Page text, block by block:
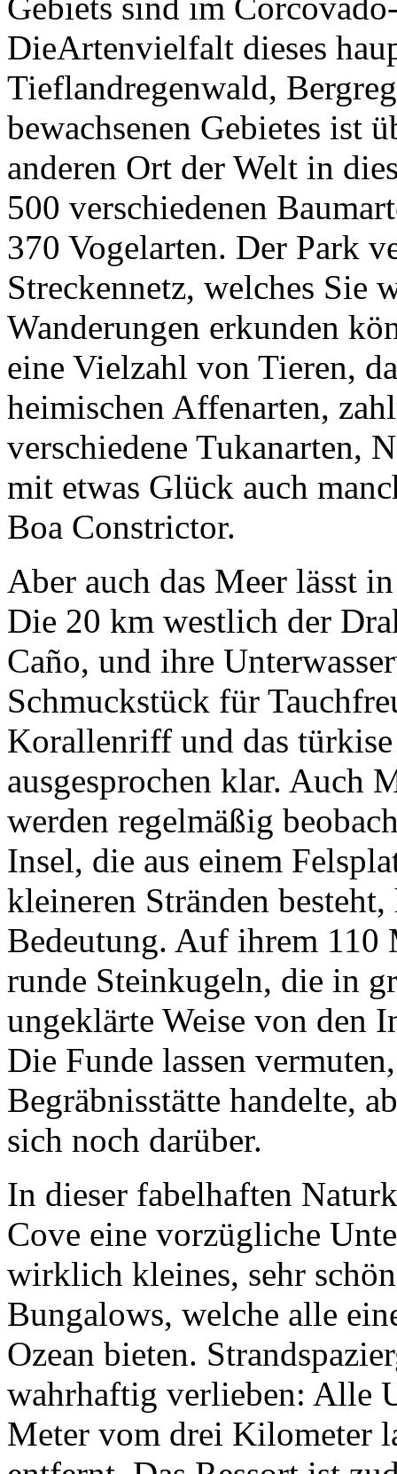
Gebiets sind im
DieArtenvielfalt dieses
Tieflandregenwald,
bewachsenen Gebietes ist
anderen Ort der Welt in
500 verschiedenen
370 Vogelarten. Der Park
Streckennetz, welches Sie
Wanderungen erkunden
eine Vielzahl von Tieren,
heimischen Affenarten,
verschiedene Tukanarten,
mit etwas Glück auch
Boa Constrictor.
Aber auch das Meer lässt
Die 20 km westlich der
Caño, und ihre
Schmuckstück für
Korallenriff und das
ausgesprochen klar. Auch
werden regelmäßig
Insel, die aus einem
kleineren Stränden
Bedeutung. Auf ihrem 110
runde Steinkugeln, die in
ungeklärte Weise von den
Die Funde lassen
Begräbnisstätte handelte,
sich noch darüber.
In dieser fabelhaften
Cove eine vorzügliche
wirklich kleines, sehr
Bungalows, welche alle
Ozean bieten.
wahrhaftig verlieben: Alle
Meter vom drei Kilometer